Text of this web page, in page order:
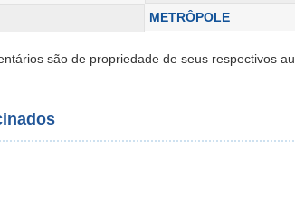
METRÔPOLE
são de propriedade de seus respectivos